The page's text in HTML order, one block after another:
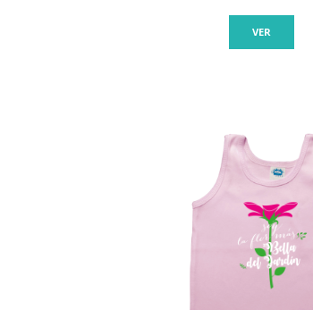
VER